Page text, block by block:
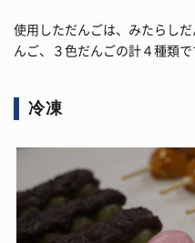
使用しただんごは、みたらし
んご、３色だんごの計４種類で
冷凍